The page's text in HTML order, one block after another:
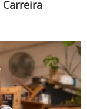
Carreira